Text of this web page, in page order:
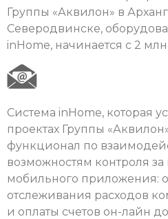
Группы «Аквилон» в
Северодвинске,
inHome, начинается с 2
Система inHome, которая
проектах Группы
функционал по
возможностям контроля
мобильного приложения:
отслеживания расходов
и оплаты счетов он-лайн